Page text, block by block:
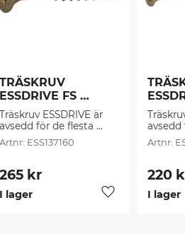
i favoriter
TRÄSKRUV
ESSDRIVE FS
CS/C4 -5,0 (200
st/frp)
Träskruv ESSDRIVE är
avsedd för de flesta
montage i spånskivor,
trä, plast, beslag, plugg
ESS137160
265 kr
Lägg till i
I lager
CS/
st/frp)
avsedd
trä,
220
I lager